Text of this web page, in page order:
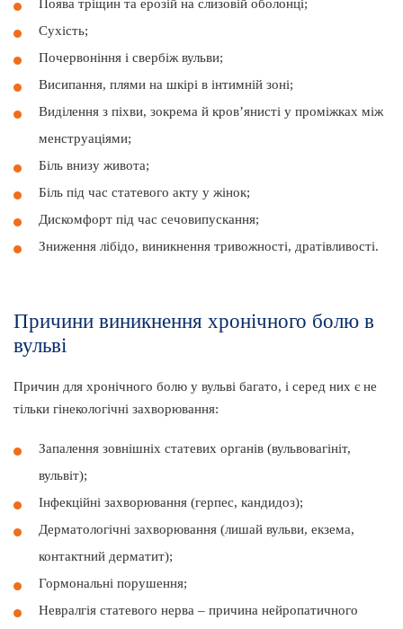
Поява тріщин та ерозій на слизовій оболонці;
Сухість;
Почервоніння і свербіж вульви;
Висипання, плями на шкірі в інтимній зоні;
Виділення з піхви, зокрема й кров’янисті у проміжках між
менструаціями;
Біль внизу живота;
Біль під час статевого акту у жінок;
Дискомфорт під час сечовипускання;
Зниження лібідо, виникнення тривожності, дратівливості.
Причини виникнення хронічного болю в
вульві
Причин для хронічного болю у вульві багато, і серед них є не
тільки гінекологічні захворювання:
Запалення зовнішніх статевих органів (вульвовагініт,
вульвіт);
Інфекційні захворювання (герпес, кандидоз);
Дерматологічні захворювання (лишай вульви, екзема,
контактний дерматит);
Гормональні порушення;
Невралгія статевого нерва – причина нейропатичного